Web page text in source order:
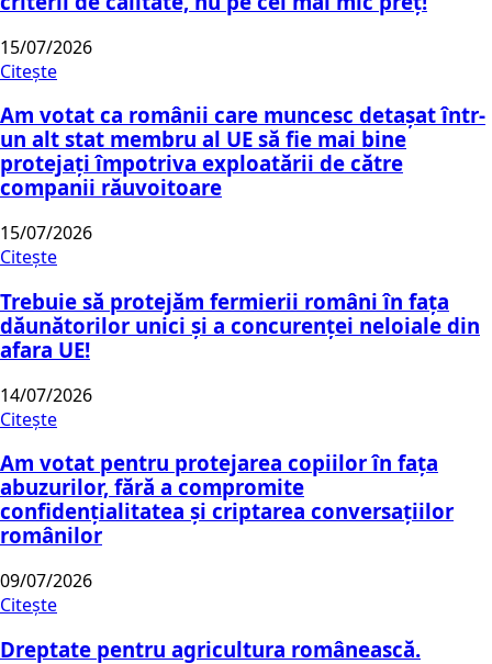
15/07/2026
Citește
Am votat ca românii care muncesc detașat într-
un alt stat membru al UE să fie mai bine
protejați împotriva exploatării de către
companii răuvoitoare
15/07/2026
Citește
Trebuie să protejăm fermierii români în fața
dăunătorilor unici și a concurenței neloiale din
afara UE!
14/07/2026
Citește
Am votat pentru protejarea copiilor în fața
abuzurilor, fără a compromite
confidențialitatea și criptarea conversațiilor
românilor
09/07/2026
Citește
Dreptate pentru agricultura românească.